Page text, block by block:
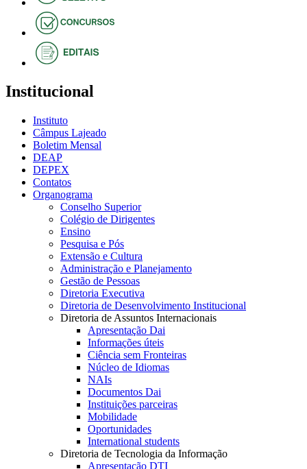
Institucional
Instituto
Câmpus Lajeado
Boletim Mensal
DEAP
DEPEX
Contatos
Organograma
Conselho Superior
Colégio de Dirigentes
Ensino
Pesquisa e Pós
Extensão e Cultura
Administração e Planejamento
Gestão de Pessoas
Diretoria Executiva
Diretoria de Desenvolvimento Institucional
Diretoria de Assuntos Internacionais
Apresentação Dai
Informações úteis
Ciência sem Fronteiras
Núcleo de Idiomas
NAIs
Documentos Dai
Instituições parceiras
Mobilidade
Oportunidades
International students
Diretoria de Tecnologia da Informação
Apresentação DTI